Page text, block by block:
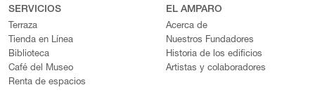
SERVICIOS
Terraza
Tienda en Línea
Biblioteca
Café del Museo
Renta de espacios
EL AMPARO
Acerca de
Nuestros Fundadores
Historia de los edificios
Artistas y colaboradores